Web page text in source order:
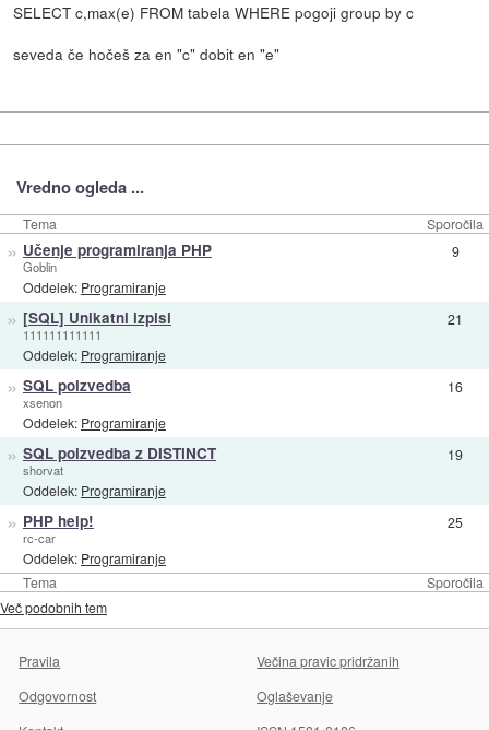
SELECT c,max(e) FROM tabela WHERE pogoji group by c
seveda če hočeš za en "c" dobit en "e"
Vredno ogleda ...
Tema Sporočila
Tema Sporočila
» Učenje programiranja PHP
Goblin
Oddelek: Programiranje
9
» [SQL] Unikatni izpisi
111111111111
Oddelek: Programiranje
21
» SQL poizvedba
xsenon
Oddelek: Programiranje
16
» SQL poizvedba z DISTINCT
shorvat
Oddelek: Programiranje
19
» PHP help!
rc-car
Oddelek: Programiranje
25
Več podobnih tem
Pravila
Večina pravic pridržanih
Odgovornost
Oglaševanje